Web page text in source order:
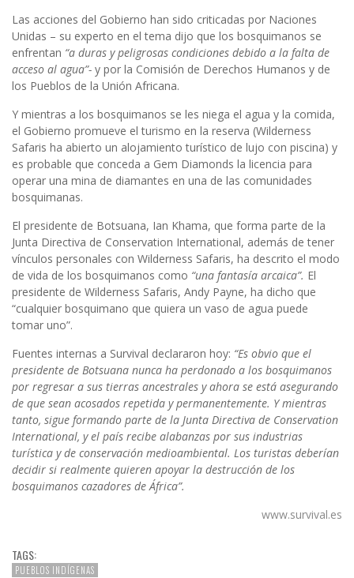
Las acciones del Gobierno han sido criticadas por Naciones
Unidas – su experto en el tema dijo que los bosquimanos se
enfrentan “a duras y peligrosas condiciones debido a la falta de
acceso al agua”- y por la Comisión de Derechos Humanos y de
los Pueblos de la Unión Africana.
Y mientras a los bosquimanos se les niega el agua y la comida,
el Gobierno promueve el turismo en la reserva (Wilderness
Safaris ha abierto un alojamiento turístico de lujo con piscina) y
es probable que conceda a Gem Diamonds la licencia para
operar una mina de diamantes en una de las comunidades
bosquimanas.
El presidente de Botsuana, Ian Khama, que forma parte de la
Junta Directiva de Conservation International, además de tener
vínculos personales con Wilderness Safaris, ha descrito el modo
de vida de los bosquimanos como “una fantasía arcaica”. El
presidente de Wilderness Safaris, Andy Payne, ha dicho que
“cualquier bosquimano que quiera un vaso de agua puede
tomar uno”.
Fuentes internas a Survival declararon hoy: “Es obvio que el
presidente de Botsuana nunca ha perdonado a los bosquimanos
por regresar a sus tierras ancestrales y ahora se está asegurando
de que sean acosados repetida y permanentemente. Y mientras
tanto, sigue formando parte de la Junta Directiva de Conservation
International, y el país recibe alabanzas por sus industrias
turística y de conservación medioambiental. Los turistas deberían
decidir si realmente quieren apoyar la destrucción de los
bosquimanos cazadores de África”.
www.survival.es
TAGS:
PUEBLOS INDÍGENAS